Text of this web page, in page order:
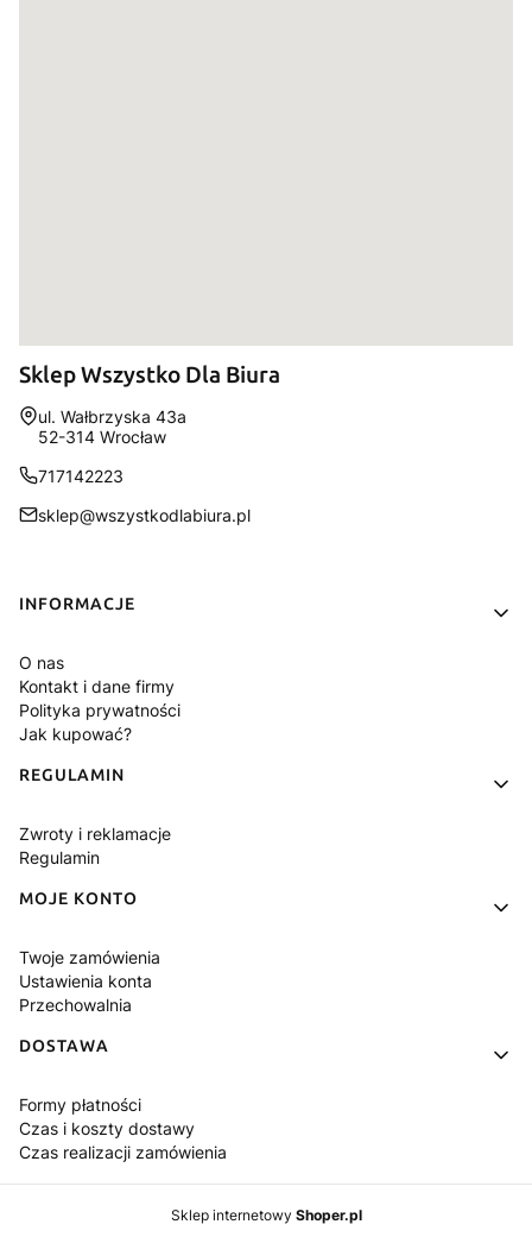
Sklep Wszystko Dla Biura
Adres:
ul. Wałbrzyska 43a
52-314 Wrocław
717142223
sklep@wszystkodlabiura.pl
Linki w stopce
INFORMACJE
O nas
Kontakt i dane firmy
Polityka prywatności
Jak kupować?
REGULAMIN
Zwroty i reklamacje
Regulamin
MOJE KONTO
Twoje zamówienia
Ustawienia konta
Przechowalnia
DOSTAWA
Formy płatności
Czas i koszty dostawy
Czas realizacji zamówienia
Sklep internetowy Shoper.pl